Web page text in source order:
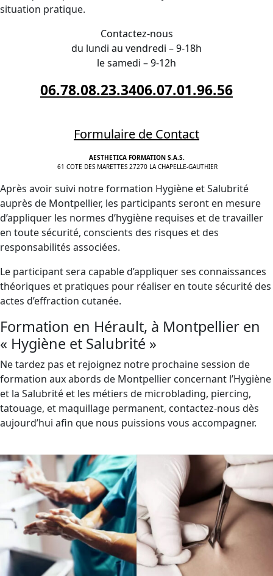
situation pratique.
Contactez-nous
du lundi au vendredi – 9-18h
le samedi – 9-12h
06.78.08.23.3406.07.01.96.56
Formulaire de Contact
AESTHETICA FORMATION S.A.S.
61 COTE DES MARETTES 27270 LA CHAPELLE-GAUTHIER
Après avoir suivi notre formation Hygiène et Salubrité
auprès de Montpellier, les participants seront en mesure
d’appliquer les normes d’hygiène requises et de travailler
en toute sécurité, conscients des risques et des
responsabilités associées.
Le participant sera capable d’appliquer ses connaissances
théoriques et pratiques pour réaliser en toute sécurité des
actes d’effraction cutanée.
Formation en Hérault, à Montpellier en
« Hygiène et Salubrité »
Ne tardez pas et rejoignez notre prochaine session de
formation aux abords de Montpellier concernant l’Hygiène
et la Salubrité et les métiers de microblading, piercing,
tatouage, et maquillage permanent, contactez-nous dès
aujourd’hui afin que nous puissions vous accompagner.